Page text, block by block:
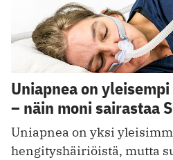
Uniapnea on
– näin moni sairastaa
Uniapnea on yksi
hengityshäiriöistä, mutta